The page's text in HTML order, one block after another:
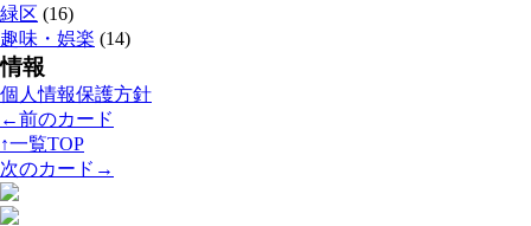
緑区 (16)
趣味・娯楽 (14)
情報
個人情報保護方針
←前のカード
↑一覧TOP
次のカード→